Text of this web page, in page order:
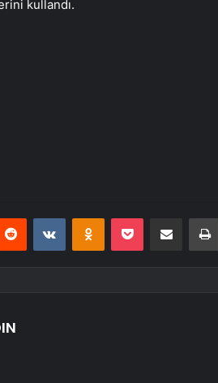
kullandı.
Reddit VKontakteOdnoklassniki
Pocket E-Posta ile paylaş